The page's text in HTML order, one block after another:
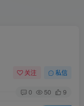
关注 私信
0 50
9